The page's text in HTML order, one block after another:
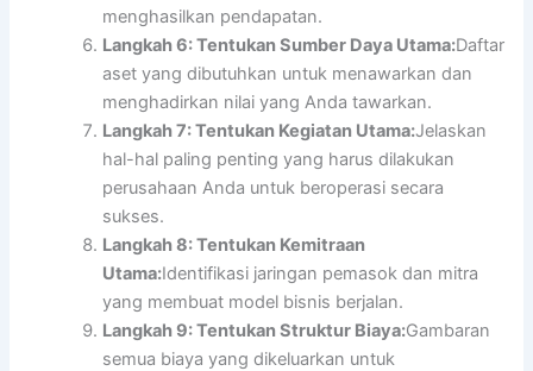
menghasilkan pendapatan.
Langkah 6: Tentukan Sumber Daya Utama:Daftar
aset yang dibutuhkan untuk menawarkan dan
menghadirkan nilai yang Anda tawarkan.
Langkah 7: Tentukan Kegiatan Utama:Jelaskan
hal-hal paling penting yang harus dilakukan
perusahaan Anda untuk beroperasi secara
sukses.
Langkah 8: Tentukan Kemitraan
Utama:Identifikasi jaringan pemasok dan mitra
yang membuat model bisnis berjalan.
Langkah 9: Tentukan Struktur Biaya:Gambaran
semua biaya yang dikeluarkan untuk